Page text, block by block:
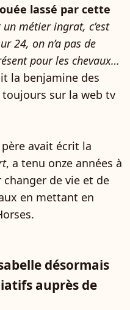
lassé par cette
un métier ingrat, c’est
24, on n’a pas de
pour les chevaux…
la benjamine des
sur la web tv
avait écrit la
, a tenu onze années à
de vie et de
en mettant en
désormais
auprès de